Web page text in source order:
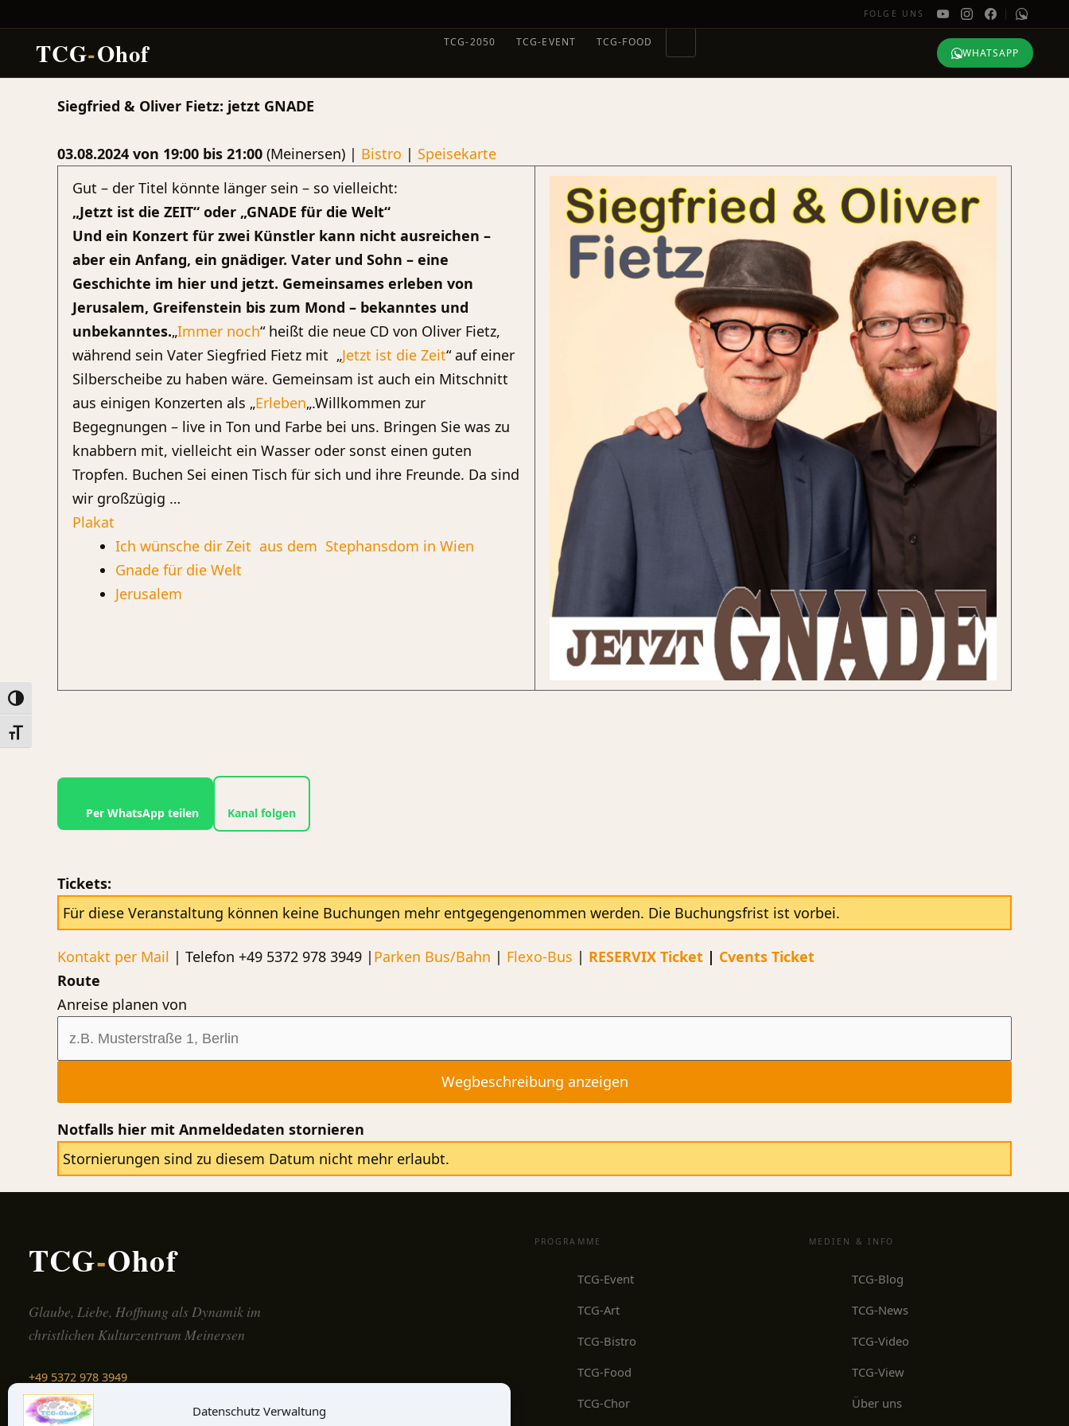
Datenschutz Verwaltung
Umschalten auf hohe Kontraste
Schrift vergrößern
FOLGE UNS
TCG-Ohof TCG-2050 TCG-EVENT TCG-FOOD
WHATSAPP
Siegfried & Oliver Fietz: jetzt GNADE
03.08.2024 von 19:00 bis 21:00 (Meinersen) | Bistro | Speisekarte
Gut – der Titel könnte länger sein – so vielleicht:
„Jetzt ist die ZEIT“ oder „GNADE für die Welt“
Und ein Konzert für zwei Künstler kann nicht ausreichen –
aber ein Anfang, ein gnädiger. Vater und Sohn – eine
Geschichte im hier und jetzt. Gemeinsames erleben von
Jerusalem, Greifenstein bis zum Mond – bekanntes und
unbekanntes.„Immer noch“ heißt die neue CD von Oliver Fietz,
während sein Vater Siegfried Fietz mit „Jetzt ist die Zeit“ auf einer
Silberscheibe zu haben wäre. Gemeinsam ist auch ein Mitschnitt
aus einigen Konzerten als „Erleben„.Willkommen zur
Begegnungen – live in Ton und Farbe bei uns. Bringen Sie was zu
knabbern mit, vielleicht ein Wasser oder sonst einen guten
Tropfen. Buchen Sei einen Tisch für sich und ihre Freunde. Da sind
wir großzügig …
Plakat
Ich wünsche dir Zeit aus dem Stephansdom in Wien
Gnade für die Welt
Jerusalem
Per WhatsApp teilen Kanal folgen
Tickets:
Für diese Veranstaltung können keine Buchungen mehr entgegengenommen werden. Die Buchungsfrist ist vorbei.
Kontakt per Mail | Telefon +49 5372 978 3949 | Parken Bus/Bahn | Flexo-Bus | RESERVIX Ticket | Cvents Ticket
Route
Anreise planen von
Notfalls hier mit Anmeldedaten stornieren
Stornierungen sind zu diesem Datum nicht mehr erlaubt.
TCG-Ohof
Glaube, Liebe, Hoffnung als Dynamik im
christlichen Kulturzentrum Meinersen
+49 5372 978 3949
Schreib uns →
Auf der Karte finden →
PROGRAMME
TCG-Event
TCG-Art
TCG-Bistro
TCG-Food
TCG-Chor
MEDIEN & INFO
TCG-Blog
TCG-News
TCG-Video
TCG-View
Über uns